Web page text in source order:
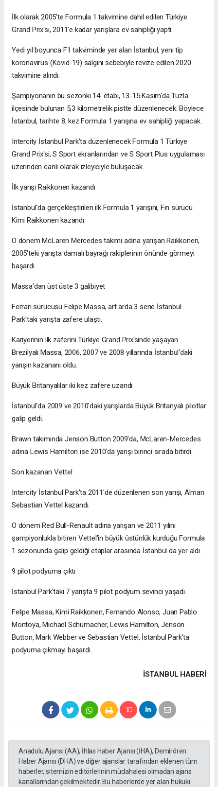
İlk olarak 2005'te Formula 1 takvimine dahil edilen Türkiye
Grand Prix'si, 2011'e kadar yarışlara ev sahipliği yaptı.
Yedi yıl boyunca F1 takviminde yer alan İstanbul, yeni tip
koronavirüs (Kovid-19) salgını sebebiyle revize edilen 2020
takvimine alındı.
Şampiyonanın bu sezonki 14. etabı, 13-15 Kasım'da Tuzla
ilçesinde bulunan 5,3 kilometrelik pistte düzenlenecek. Böylece
İstanbul, tarihte 8. kez Formula 1 yarışına ev sahipliği yapacak.
Intercity İstanbul Park’ta düzenlenecek Formula 1 Türkiye
Grand Prix'si, S Sport ekranlarından ve S Sport Plus uygulaması
üzerinden canlı olarak izleyiciyle buluşacak.
İlk yarışı Raikkonen kazandı
İstanbul'da gerçekleştirilen ilk Formula 1 yarışını, Fin sürücü
Kimi Raikkonen kazandı.
O dönem McLaren Mercedes takımı adına yarışan Raikkonen,
2005'teki yarışta damalı bayrağı rakiplerinin önünde görmeyi
başardı.
Massa'dan üst üste 3 galibiyet
Ferrari sürücüsü Felipe Massa, art arda 3 sene İstanbul
Park'taki yarışta zafere ulaştı.
Kariyerinin ilk zaferini Türkiye Grand Prix'sinde yaşayan
Brezilyalı Massa, 2006, 2007 ve 2008 yıllarında İstanbul'daki
yarışın kazananı oldu.
Büyük Britanyalılar iki kez zafere uzandı
İstanbul'da 2009 ve 2010'daki yarışlarda Büyük Britanyalı pilotlar
galip geldi.
Brawn takımında Jenson Button 2009'da, McLaren-Mercedes
adına Lewis Hamilton ise 2010'da yarışı birinci sırada bitirdi.
Son kazanan Vettel
Intercity İstanbul Park'ta 2011'de düzenlenen son yarışı, Alman
Sebastian Vettel kazandı.
O dönem Red Bull-Renault adına yarışan ve 2011 yılını
şampiyonlukla bitiren Vettel'in büyük üstünlük kurduğu Formula
1 sezonunda galip geldiği etaplar arasında İstanbul da yer aldı.
9 pilot podyuma çıktı
İstanbul Park'taki 7 yarışta 9 pilot podyum sevinci yaşadı.
Felipe Massa, Kimi Raikkonen, Fernando Alonso, Juan Pablo
Montoya, Michael Schumacher, Lewis Hamilton, Jenson
Button, Mark Webber ve Sebastian Vettel, İstanbul Park'ta
podyuma çıkmayı başardı.
İSTANBUL HABERİ
Anadolu Ajansı (AA), İhlas Haber Ajansı (İHA), Demirören
Haber Ajansı (DHA) ve diğer ajanslar tarafından eklenen tüm
haberler, sitemizin editörlerinin müdahalesi olmadan ajans
kanallarından çekilmektedir. Bu haberlerde yer alan hukuki